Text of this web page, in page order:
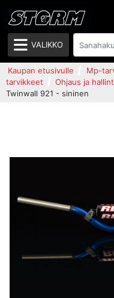
VALIKKO
Kaupan etusivulle Mp-
tarvikkeet
Ohjaus ja
Twinwall 921 - sininen